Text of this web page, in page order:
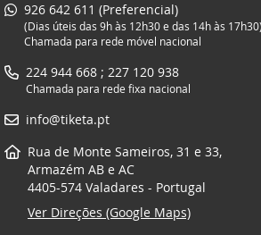
926 642 611 (Preferencial)
(Dias úteis das 9h às 12h30 e das 14h às 17h30)
Chamada para rede móvel nacional
224 944 668 ; 227 120 938
Chamada para rede fixa nacional
info@tiketa.pt
Rua de Monte Sameiros, 31 e 33,
Armazém AB e AC
4405-574 Valadares - Portugal
Ver Direções (Google Maps)